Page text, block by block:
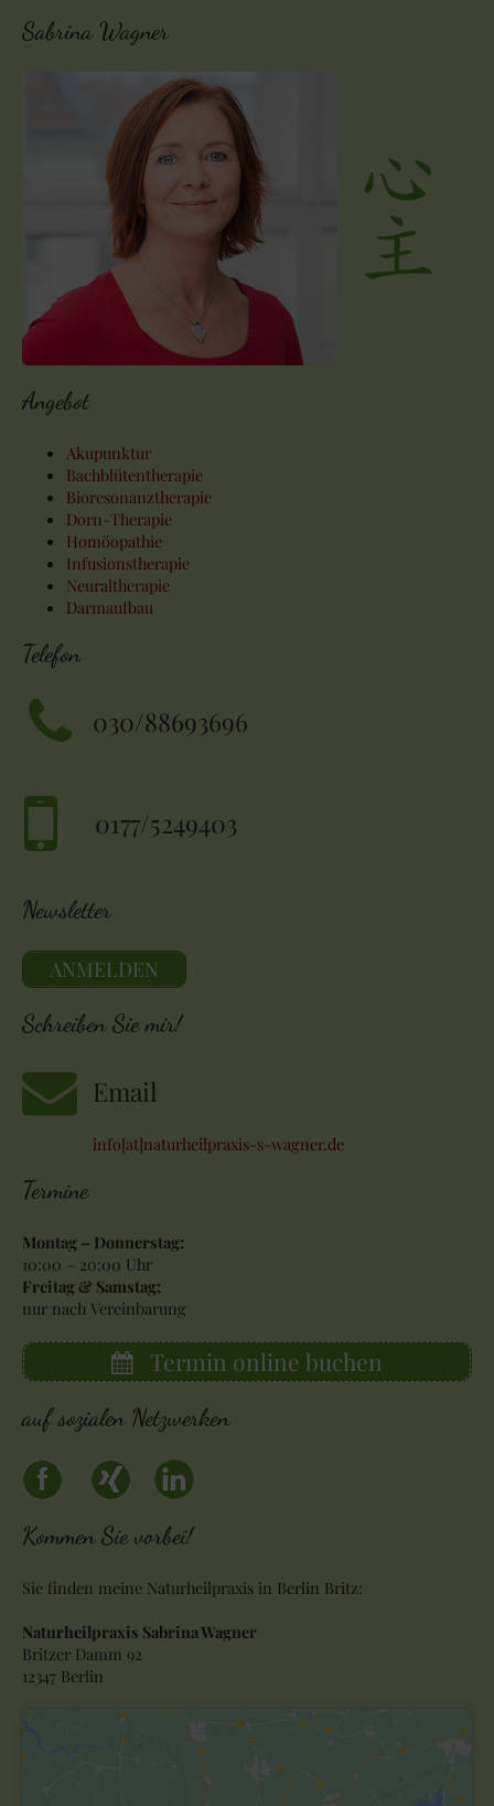
Sabrina Wagner
Angebot
Akupunktur
Bachblütentherapie
Bioresonanztherapie
Dorn-Therapie
Homöopathie
Infusionstherapie
Neuraltherapie
Darmaufbau
Telefon
030/88693696
0177/5249403
Newsletter
ANMELDEN
Schreiben Sie mir!
Email
info[at]naturheilpraxis-s-wagner.de
Termine
Montag – Donnerstag:
10:00 – 20:00 Uhr
Freitag & Samstag:
nur nach Vereinbarung
Termin online buchen
auf sozialen Netzwerken
Kommen Sie vorbei!
Sie finden meine Naturheilpraxis in Berlin Britz:
Naturheilpraxis Sabrina Wagner
Britzer Damm 92
12347 Berlin